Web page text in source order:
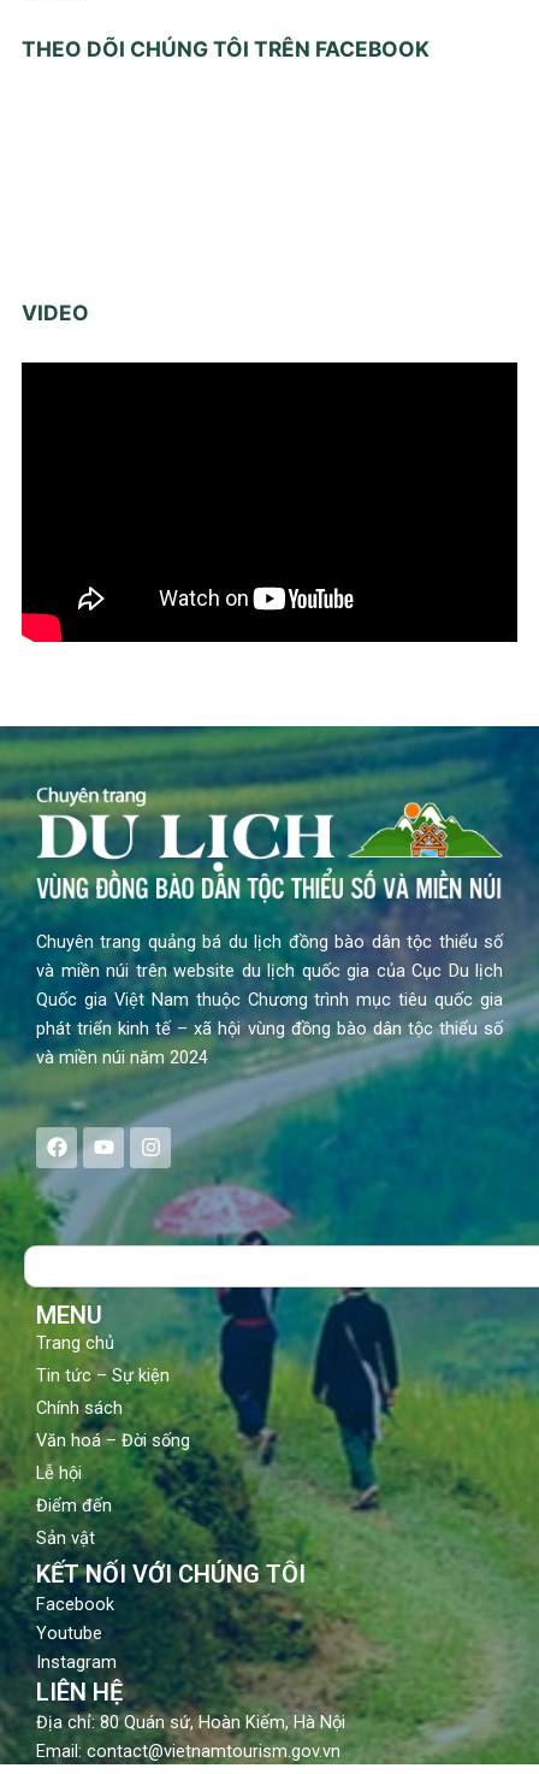
THEO DÕI CHÚNG TÔI TRÊN FACEBOOK
VIDEO
Chuyên trang quảng bá du lịch đồng bào dân tộc thiểu số
và miền núi trên website du lịch quốc gia của Cục Du lịch
Quốc gia Việt Nam thuộc Chương trình mục tiêu quốc gia
phát triển kinh tế – xã hội vùng đồng bào dân tộc thiểu số
và miền núi năm 2024
F
a
c
e
b
o
Y
o
u
t
u
b
I
n
s
a
g
Search
MENU
Trang chủ
Tin tức – Sự kiện
Chính sách
Văn hoá – Đời sống
Lễ hội
Điểm đến
Sản vật
KẾT NỐI VỚI CHÚNG TÔI
Facebook
Youtube
Instagram
LIÊN HỆ
Địa chỉ: 80 Quán sứ, Hoàn Kiếm, Hà Nội
Email: contact@vietnamtourism.gov.vn